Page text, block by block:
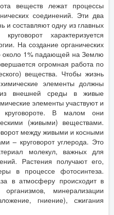
веществ лежат процессы
соединений. Эти два
и составляют одну из главных
характеризуется
На создание органических
около 1% падающей на Землю
огромная работа по
вещества. Чтобы жизнь
элементы должны
из внешней среды в живые
элементы участвуют и
В малом они
(живыми) веществами.
между живыми и косными
– круговорот углерода. Это
молекул, важных для
Растения получают его,
в процессе фотосинтеза.
в атмосферу происходит в
минерализации
гниение), сжигания